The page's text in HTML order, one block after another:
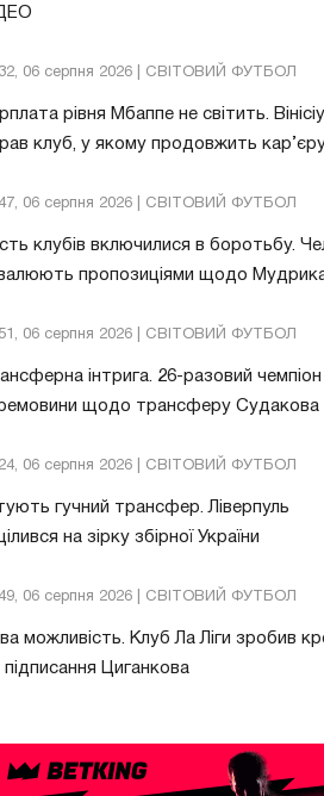
06 серпня 2026 | СВІТОВИЙ ФУТБОЛ
рівня Мбаппе не світить.
клуб, у якому продовжить
06 серпня 2026 | СВІТОВИЙ ФУТБОЛ
клубів включилися в боротьбу.
пропозиціями щодо
06 серпня 2026 | СВІТОВИЙ ФУТБОЛ
інтрига. 26-разовий
щодо трансферу Судакова
06 серпня 2026 | СВІТОВИЙ ФУТБОЛ
гучний трансфер. Ліверпуль
на зірку збірної України
06 серпня 2026 | СВІТОВИЙ ФУТБОЛ
можливість. Клуб Ла Ліги зробив
Циганкова